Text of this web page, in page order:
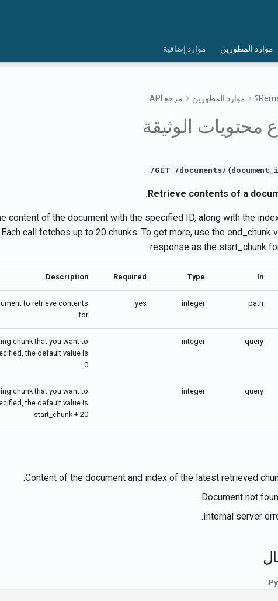
موارد المطورين موارد إضافية
موارد المطورين مرجع API
محتويات الوثيقة
GET /documents/
Retrieve contents of a
content of the document with the specified ID, along with the
call fetches up to 20 chunks. To get more, use the end_chunk
response as the start_chunk
In
Type
Required
Description
path
integer
yes
to retrieve contents
for.
query
integer
chunk that you want to
the default value is
0.
query
integer
chunk that you want to
the default value is
start_chunk + 20.